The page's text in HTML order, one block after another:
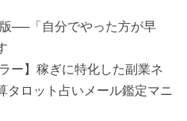
──「自分でやった方が早
ー】稼ぎに特化した副業ネ
タロット占いメール鑑定マニ